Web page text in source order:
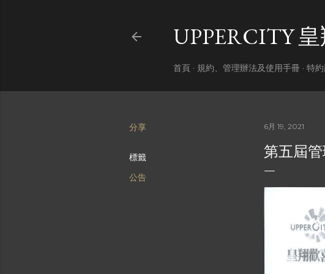
UPPERCITY
首頁 規約、管理辦法及使用手冊 特
分享
標籤
公告
6月 19, 2021
第五屆